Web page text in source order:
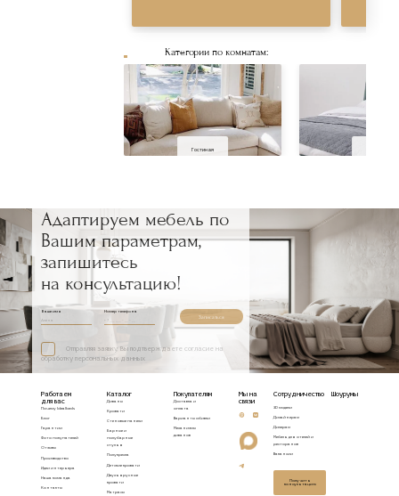
Категории по комнатам:
Гостиная
Адаптируем мебель по
Вашим параметрам,
запишитесь
на консультацию!
Ваше имя Номер телефона
Записаться
Отправляя заявку, Вы подтверждаете согласие на
обработку персональных данных
Работаем
для вас
Почему Idealbeds
Блог
Гарантии
Фото покупателей
Отзывы
Производство
Идеи интерьера
Наша команда
Контакты
Каталог
Диваны
Кровати
Стеновые панели
Барные и
полубарные
стулья
Полукресла
Детские кровати
Двухъярусные
кровати
Матрасы
Покупателям
Доставка и
оплата
Варианты обивки
Механизмы
диванов
Мы на
связи
Сотрудничество
3D модели
Дизайнерам
Дилерам
Мебель для отелей и
ресторанов
Вакансии
Получить
консультацию
Шоурумы